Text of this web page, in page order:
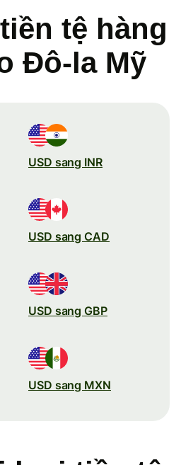
tệ hàng
Đô-la Mỹ
USD sang INR
USD sang CAD
USD sang GBP
USD sang MXN